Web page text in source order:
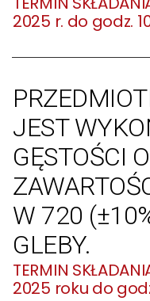
2025 r. do godz.
JEST
GĘSTOŚCI
W 720
GLEBY.
2025 roku do